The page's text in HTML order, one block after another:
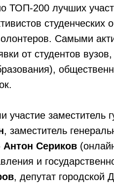
ТОП-200 лучших
студенческих
Самыми
от студентов
участие заместитель
, заместитель
Антон Сериков
и
, депутат городской